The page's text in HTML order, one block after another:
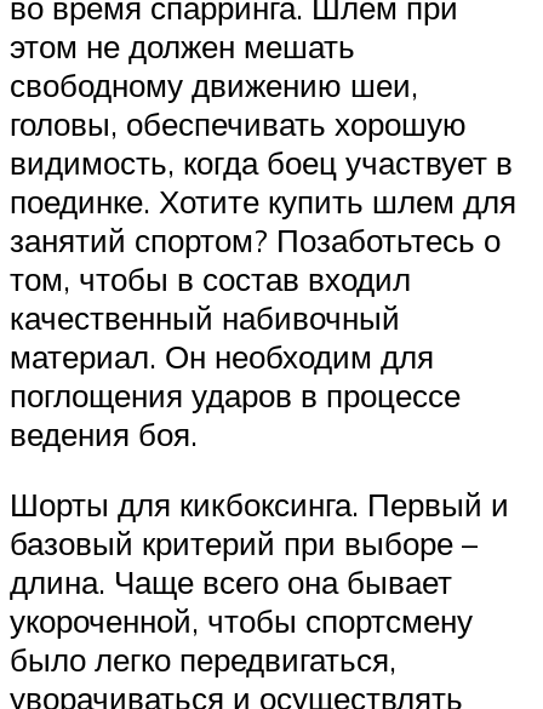
этом не должен мешать
свободному движению шеи,
головы, обеспечивать хорошую
видимость, когда боец участвует в
поединке. Хотите купить шлем для
занятий спортом? Позаботьтесь о
том, чтобы в состав входил
качественный набивочный
материал. Он необходим для
поглощения ударов в процессе
ведения боя.
Шорты для кикбоксинга. Первый и
базовый критерий при выборе –
длина. Чаще всего она бывает
укороченной, чтобы спортсмену
было легко передвигаться,
уворачиваться и осуществлять